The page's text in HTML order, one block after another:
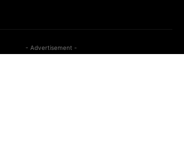
- Advertisement -